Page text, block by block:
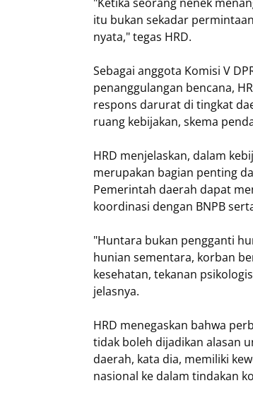
itu bukan sekadar
nyata," tegas HRD.
Sebagai anggota Komisi V
penanggulangan bencana,
respons darurat di tingkat
ruang kebijakan, skema
HRD menjelaskan, dalam
merupakan bagian penting
Pemerintah daerah dapat
koordinasi dengan BNPB
"Huntara bukan pengganti
hunian sementara, korban
kesehatan, tekanan
jelasnya.
HRD menegaskan bahwa
tidak boleh dijadikan alasan
daerah, kata dia, memiliki
nasional ke dalam tindakan